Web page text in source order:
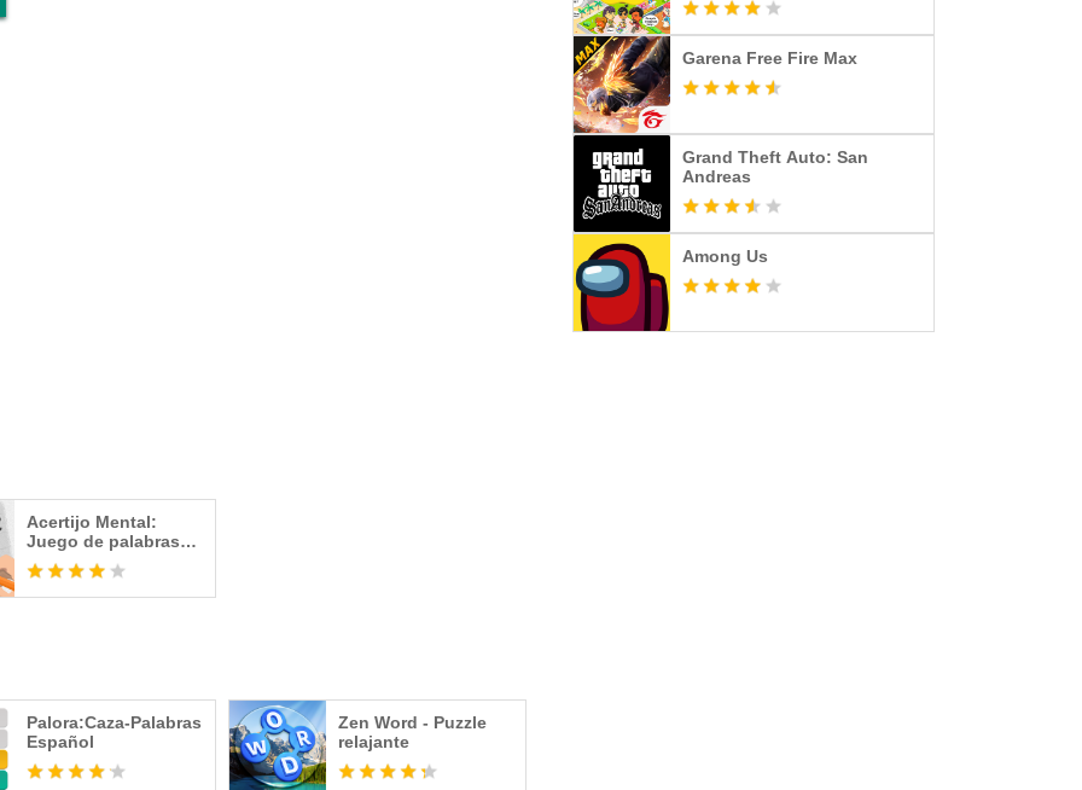
Acertijo Mental:
Juego de palabras
gratis
Palora:Caza-Palabras
Español
Zen Word - Puzzle
relajante
Garena Free Fire Max
Grand Theft Auto: San
Andreas
Among Us